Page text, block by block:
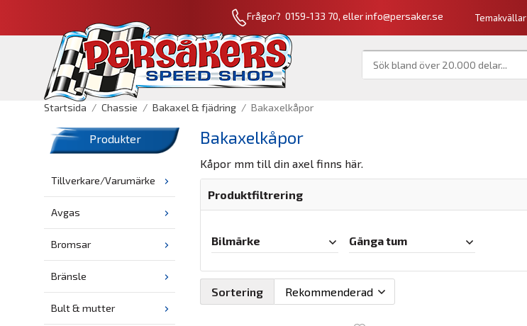
Frågor? 0159-133 70, ellerinfo@persaker.se Temakvällar
Startsida / Chassie / Bakaxel & fjädring / Bakaxelkåpor
Produkter
Tillverkare/Varumärke
Avgas
Bromsar
Bränsle
Bult & mutter
Bakaxelkåpor
Kåpor mm till din axel finns här.
Produktfiltrering
Bilmärke Gänga tum
Sortering